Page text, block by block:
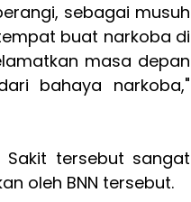
sebagai musuh
buat narkoba di
masa depan
bahaya narkoba,"
Sakit tersebut sangat
oleh BNN tersebut.